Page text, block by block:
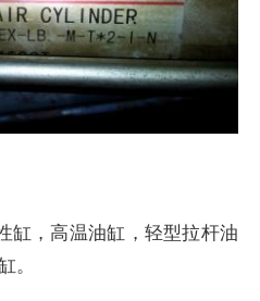
缸，高温油缸，轻型拉杆油
。